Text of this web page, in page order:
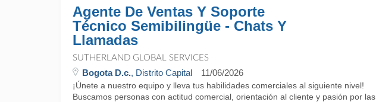
Agente De Ventas Y Soporte
Técnico Semibilingüe - Chats Y
Llamadas
SUTHERLAND GLOBAL SERVICES
Bogota D.c., Distrito Capital 11/06/2026
¡Únete a nuestro equipo y lleva tus habilidades comerciales al siguiente nivel!
Buscamos personas con actitud comercial, orientación al cliente y pasión por las